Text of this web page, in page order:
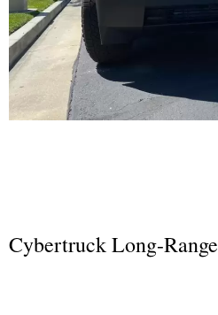
Cybertruck Long-Range